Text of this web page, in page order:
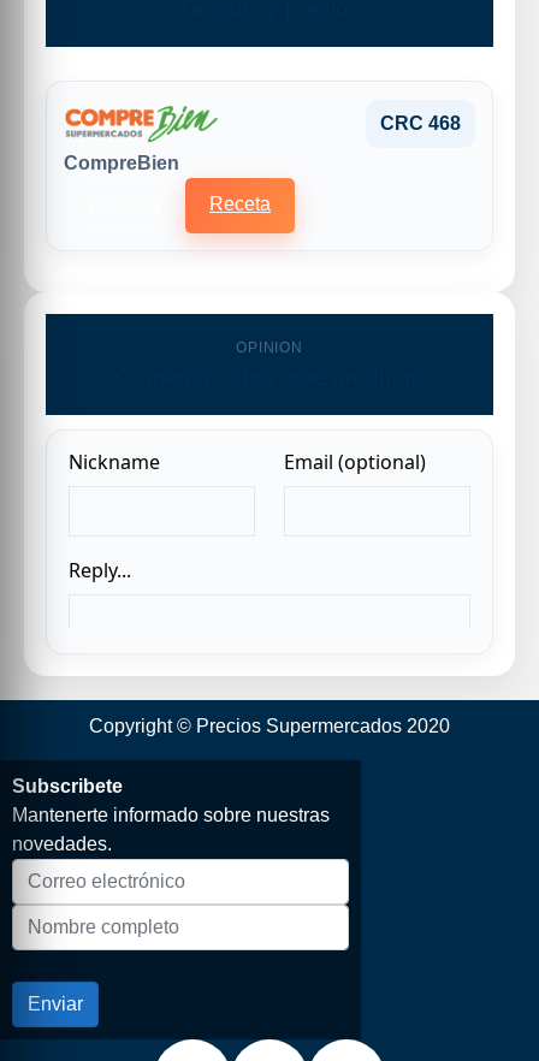
CRC 468
CompreBien
Receta
OPINION
Copyright © Precios Supermercados 2020
Subscribete
Mantenerte informado sobre nuestras
novedades.